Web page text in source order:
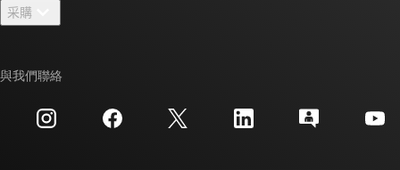
新聞室
活動
投資人關系
TI E2E™ 設計支援論壇
交互參考搜索
客戶支援中心
采購
與我們聯絡